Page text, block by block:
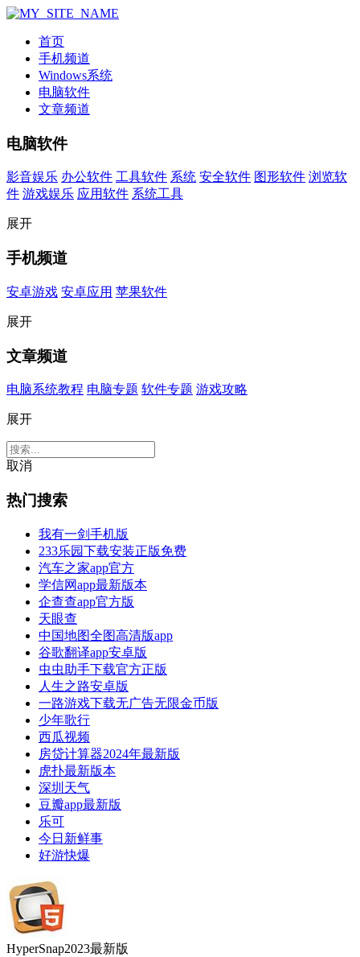
首页
手机频道
Windows系统
电脑软件
文章频道
电脑软件
影音娱乐 办公软件 工具软件 系统 安全软件 图形软件 浏览软
件 游戏娱乐 应用软件 系统工具
展开
手机频道
安卓游戏 安卓应用 苹果软件
展开
文章频道
电脑系统教程 电脑专题 软件专题 游戏攻略
展开
取消
热门搜索
我有一剑手机版
233乐园下载安装正版免费
汽车之家app官方
学信网app最新版本
企查查app官方版
天眼查
中国地图全图高清版app
谷歌翻译app安卓版
虫虫助手下载官方正版
人生之路安卓版
一路游戏下载无广告无限金币版
少年歌行
西瓜视频
房贷计算器2024年最新版
虎扑最新版本
深圳天气
豆瓣app最新版
乐可
今日新鲜事
好游快爆
HyperSnap2023最新版